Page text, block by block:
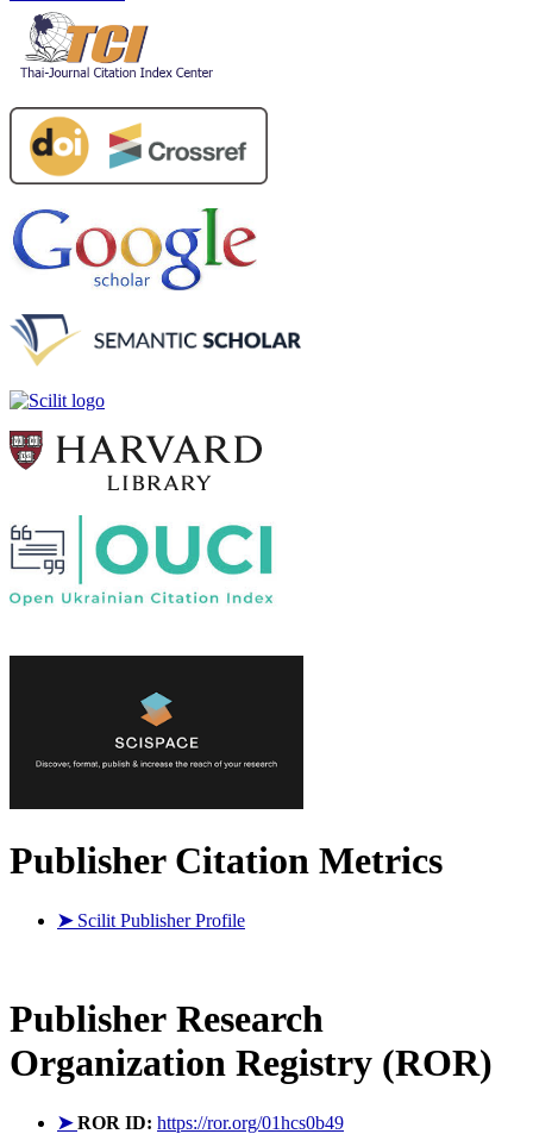
Publisher Citation Metrics
➤ Scilit Publisher Profile
Publisher Research
Organization Registry (ROR)
➤ROR ID: https://ror.org/01hcs0b49